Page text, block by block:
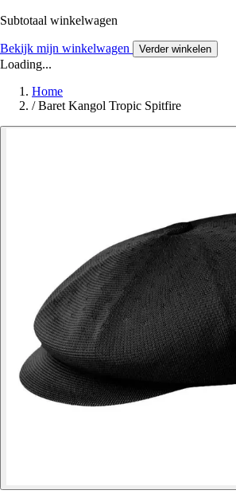
Subtotaal winkelwagen
Bekijk mijn winkelwagen Verder winkelen
Loading...
Home
/ Baret Kangol Tropic Spitfire